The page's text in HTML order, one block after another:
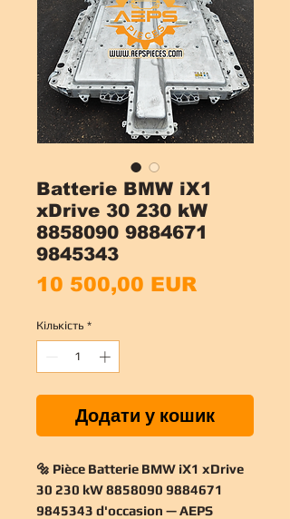
Batterie BMW iX1
xDrive 30 230 kW
8858090 9884671
9845343
10 500,00 EURЦіна
Кількість *
Додати у кошик
🔩 Pièce Batterie BMW iX1 xDrive
30 230 kW 8858090 9884671
9845343 d'occasion — AEPS